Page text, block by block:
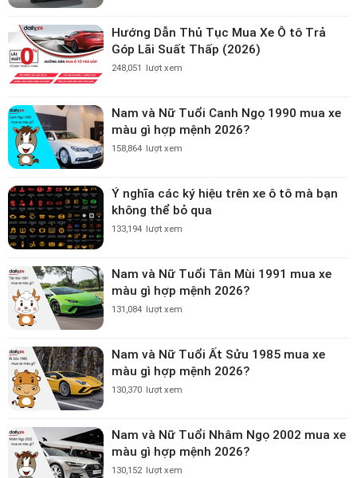
Hướng Dẫn Thủ Tục Mua Xe Ô tô Trả
Góp Lãi Suất Thấp (2026)
248,051 lượt xem
Nam và Nữ Tuổi Canh Ngọ 1990 mua xe
màu gì hợp mệnh 2026?
158,864 lượt xem
Ý nghĩa các ký hiệu trên xe ô tô mà bạn
không thể bỏ qua
133,194 lượt xem
Nam và Nữ Tuổi Tân Mùi 1991 mua xe
màu gì hợp mệnh 2026?
131,084 lượt xem
Nam và Nữ Tuổi Ất Sửu 1985 mua xe
màu gì hợp mệnh 2026?
130,370 lượt xem
Nam và Nữ Tuổi Nhâm Ngọ 2002 mua xe
màu gì hợp mệnh 2026?
130,152 lượt xem